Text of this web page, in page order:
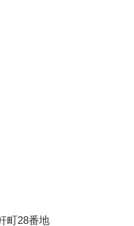
町28番地